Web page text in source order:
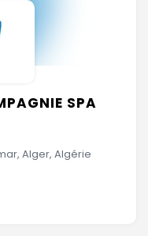
SPA
Alger, Algérie